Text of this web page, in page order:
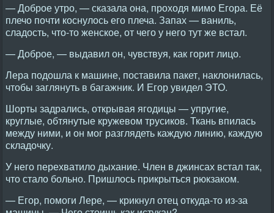
— Доброе утро, — сказала она, проходя мимо Егора. Её
плечо почти коснулось его плеча. Запах — ваниль,
сладость, что-то женское, от чего у него тут же встал.
— Доброе, — выдавил он, чувствуя, как горит лицо.
Лера подошла к машине, поставила пакет, наклонилась,
чтобы заглянуть в багажник. И Егор увидел ЭТО.
Шорты задрались, открывая ягодицы — упругие,
круглые, обтянутые кружевом трусиков. Ткань впилась
между ними, и он мог разглядеть каждую линию, каждую
складочку.
У него перехватило дыхание. Член в джинсах встал так,
что стало больно. Пришлось прикрыться рюкзаком.
— Егор, помоги Лере, — крикнул отец откуда-то из-за